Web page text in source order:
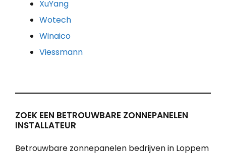
XuYang
Wotech
Winaico
Viessmann
ZOEK EEN BETROUWBARE ZONNEPANELEN
INSTALLATEUR
Betrouwbare zonnepanelen bedrijven in Loppem